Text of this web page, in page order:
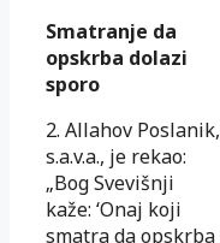
Smatranje da
opskrba dolazi
sporo
2. Allahov Poslanik,
s.a.v.a., je rekao:
„Bog Svevišnji
kaže: ‘Onaj koji
smatra da opskrba